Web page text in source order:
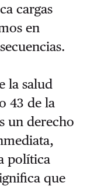
cargas
en
la salud
43 de la
un derecho
política
que